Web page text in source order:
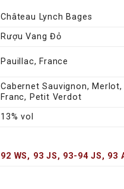
Château Lynch Bages
Rượu Vang Đỏ
Pauillac, France
Cabernet Sauvignon, Merlot,
Franc, Petit Verdot
13% vol
92 WS, 93 JS, 93-94 JS, 93